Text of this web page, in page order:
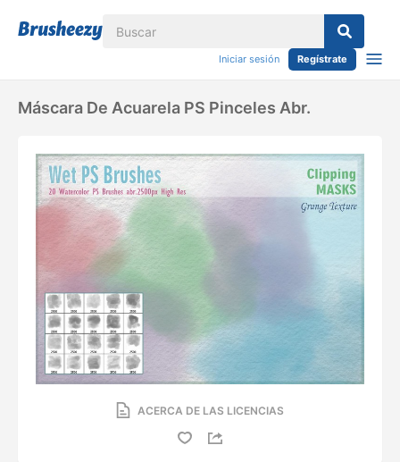
Iniciar sesión Regístrate
Máscara De Acuarela PS Pinceles Abr.
ACERCA DE LAS LICENCIAS